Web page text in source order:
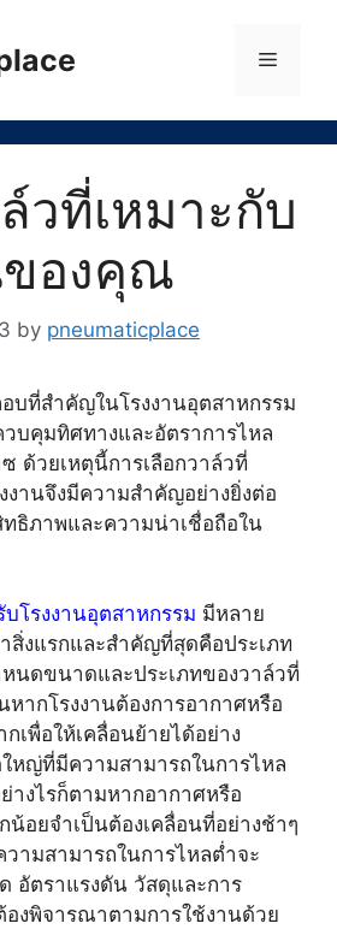
Menu
วที่เหมาะกับ
ของคุณ
by pneumaticplace
บที่สำคัญในโรงงานอุตสาหกรรม
บคุมทิศทางและอัตราการไหล
ด้วยเหตุนี้การเลือกวาล์วที่
งานจึงมีความสำคัญอย่างยิ่งต่อ
ธิภาพและความน่าเชื่อถือใน
โรงงานอุตสาหกรรม มีหลาย
งแรกและสำคัญที่สุดคือประเภท
นดขนาดและประเภทของวาล์วที่
หากโรงงานต้องการอากาศหรือ
เพื่อให้เคลื่อนย้ายได้อย่าง
หญ่ที่มีความสามารถในการไหล
างไรก็ตามหากอากาศหรือ
น้อยจำเป็นต้องเคลื่อนที่อย่างช้าๆ
ามสามารถในการไหลต่ำจะ
อัตราแรงดัน วัสดุและการ
งพิจารณาตามการใช้งานด้วย